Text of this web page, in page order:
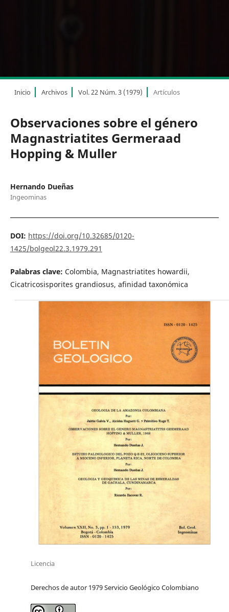
Inicio Archivos Vol. 22 Núm. 3 (1979) Artículos
Observaciones sobre el género
Magnastriatites Germeraad
Hopping & Muller
Hernando Dueñas
Ingeominas
DOI: https://doi.org/10.32685/0120-
1425/bolgeol22.3.1979.291
Palabras clave: Colombia, Magnastriatites howardii,
Cicatricosisporites gran­diosus, afinidad taxonómica
Licencia
Derechos de autor 1979 Servicio Geológico Colombiano